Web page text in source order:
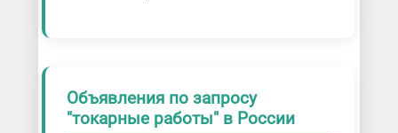
Объявления по запросу
"токарные работы" в России